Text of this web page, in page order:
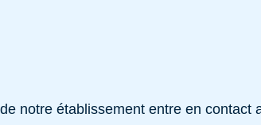
notre établissement entre en